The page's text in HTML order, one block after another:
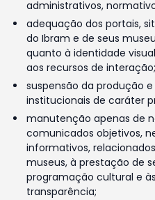
administrativos,
adequação dos portais,
do Ibram e de seus
quanto à identidade
aos recursos de interação;
suspensão da produção
institucionais de caráter
manutenção apenas de
comunicados objetivos,
informativos,
museus, à prestação de
programação cultural e
transparência;